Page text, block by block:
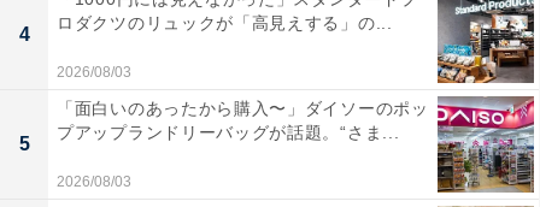
鳴子観光ホテル」は乳白色の温泉と地元の味
4
ロダクツのリュックが「高見えする」の...
2026/08/03
5
「面白いのあったから購入〜」ダイソーのポッ
プアップランドリーバッグが話題。“さま...
2026/08/03